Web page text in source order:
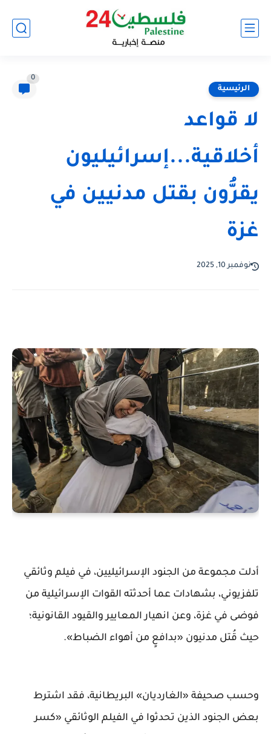
الرئيسية
0
لا قواعد
أخلاقية...إسرائيليون
يقرُّون بقتل مدنيين في
غزة
نوفمبر 10, 2025
أدلت مجموعة من الجنود الإسرائيليين، في فيلم وثائقي
تلفزيوني، بشهادات عما أحدثته القوات الإسرائيلية من
فوضى في غزة، وعن انهيار المعايير والقيود القانونية؛
حيث قُتل مدنيون «بدافعٍ من أهواء الضباط».
وحسب صحيفة «الغارديان» البريطانية، فقد اشترط
بعض الجنود الذين تحدثوا في الفيلم الوثائقي «كسر